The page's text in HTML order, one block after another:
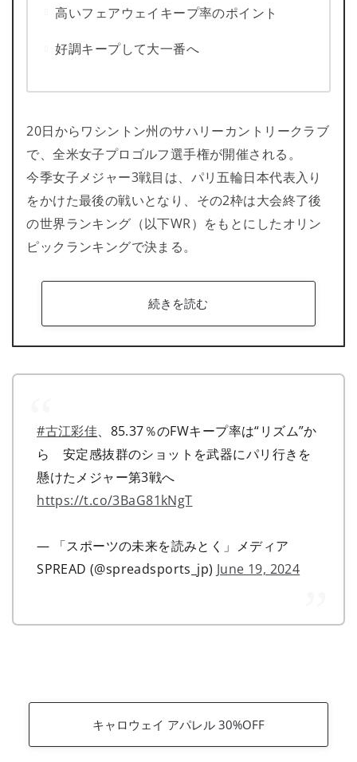
高いフェアウェイキープ率のポイント
好調キープして大一番へ
20日からワシントン州のサハリーカントリークラブ
で、全米女子プロゴルフ選手権が開催される。
今季女子メジャー3戦目は、パリ五輪日本代表入り
をかけた最後の戦いとなり、その2枠は大会終了後
の世界ランキング（以下WR）をもとにしたオリン
ピックランキングで決まる。
続きを読む
#古江彩佳、85.37％のFWキープ率は“リズム”か
ら 安定感抜群のショットを武器にパリ行きを
懸けたメジャー第3戦へ
https://t.co/3BaG81kNgT
— 「スポーツの未来を読みとく」メディア
SPREAD (@spreadsports_jp) June 19, 2024
キャロウェイ アパレル 30%OFF